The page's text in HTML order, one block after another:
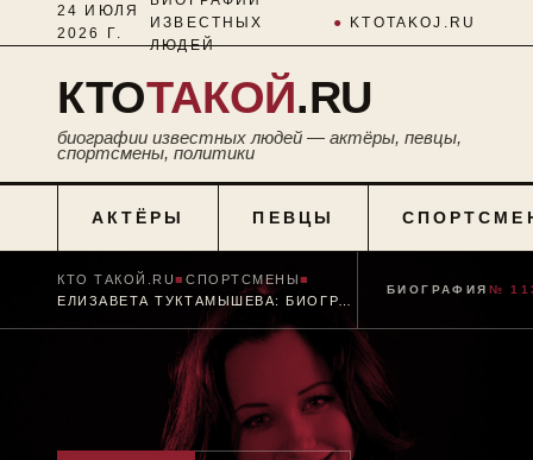
24 ИЮЛЯ
2026 Г.
ИЗВЕСТНЫХ
ЛЮДЕЙ
● KTOTAKOJ.RU
КТОТАКОЙ.RU
биографии известных людей — актёры, певцы,
спортсмены, политики
АКТЁРЫ ПЕВЦЫ
КТО ТАКОЙ.RU■СПОРТСМЕНЫ■
БИОГРАФИЯ №